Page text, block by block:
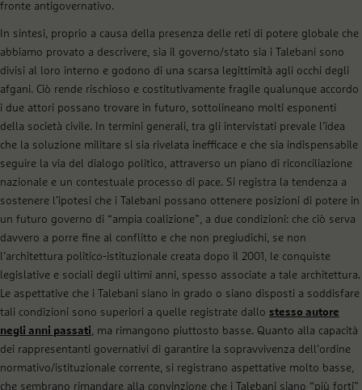
fronte antigovernativo.
In sintesi, proprio a causa della presenza delle reti di potere globale che
abbiamo provato a descrivere, sia il governo/stato sia i Talebani sono
divisi al loro interno e godono di una scarsa legittimità agli occhi degli
afgani. Ciò rende rischioso e costitutivamente fragile qualunque accordo
i due attori possano trovare in futuro, sottolineano molti esponenti
della società civile. In termini generali, tra gli intervistati prevale l’idea
che la soluzione militare si sia rivelata inefficace e che sia indispensabile
seguire la via del dialogo politico, attraverso un piano di riconciliazione
nazionale e un contestuale processo di pace. Si registra la tendenza a
sostenere l’ipotesi che i Talebani possano ottenere posizioni di potere in
un futuro governo di “ampia coalizione”, a due condizioni: che ciò serva
davvero a porre fine al conflitto e che non pregiudichi, se non
l’architettura politico-istituzionale creata dopo il 2001, le conquiste
legislative e sociali degli ultimi anni, spesso associate a tale architettura.
Le aspettative che i Talebani siano in grado o siano disposti a soddisfare
tali condizioni sono superiori a quelle registrate dallo stesso autore
negli anni passati, ma rimangono piuttosto basse. Quanto alla capacità
dei rappresentanti governativi di garantire la sopravvivenza dell’ordine
normativo/istituzionale corrente, si registrano aspettative molto basse,
che sembrano rimandare alla convinzione che i Talebani siano “più forti”